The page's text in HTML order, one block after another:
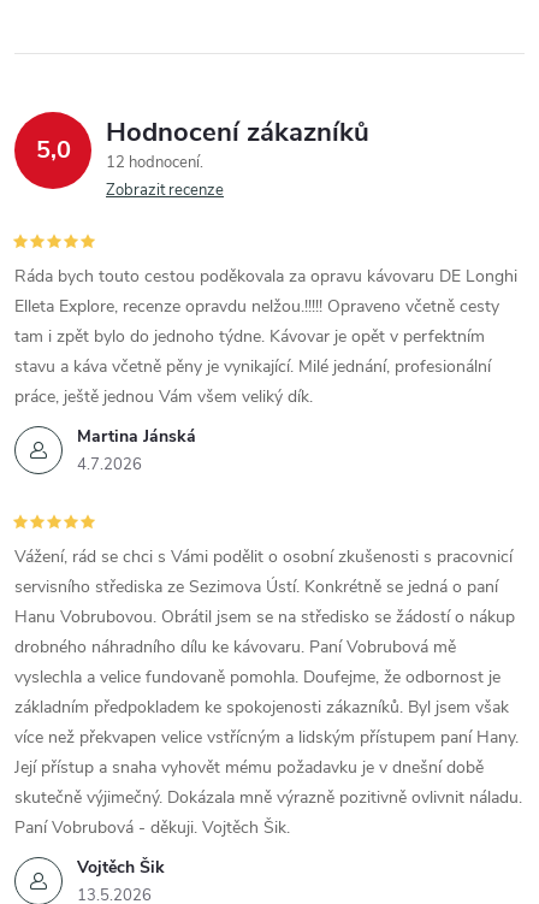
5,0 Hodnocení zákazníků
12 hodnocení
Zobrazit recenze
Martina Jánská
4.7.2026
Ráda bych touto cestou poděkovala za opravu kávovaru DE Longhi
Elleta Explore, recenze opravdu nelžou.!!!!! Opraveno včetně cesty
tam i zpět bylo do jednoho týdne. Kávovar je opět v perfektním
stavu a káva včetně pěny je vynikající. Milé jednání, profesionální
práce, ještě jednou Vám všem veliký dík.
Vojtěch Šik
13.5.2026
Vážení, rád se chci s Vámi podělit o osobní zkušenosti s pracovnicí
servisního střediska ze Sezimova Ústí. Konkrétně se jedná o paní
Hanu Vobrubovou. Obrátil jsem se na středisko se žádostí o nákup
drobného náhradního dílu ke kávovaru. Paní Vobrubová mě
vyslechla a velice fundovaně pomohla. Doufejme, že odbornost je
základním předpokladem ke spokojenosti zákazníků. Byl jsem však
více než překvapen velice vstřícným a lidským přístupem paní Hany.
Její přístup a snaha vyhovět mému požadavku je v dnešní době
skutečně výjimečný. Dokázala mně výrazně pozitivně ovlivnit náladu.
Paní Vobrubová - děkuji. Vojtěch Šik.